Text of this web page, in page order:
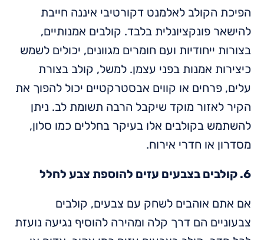
הפיכת הקולב לאלמנט דקורטיבי איננה חייבת
להישאר פונקציונלית בלבד. קולבים אמנותיים,
בצורות ייחודיות ועם חומרים מגוונים, יכולים לשמש
כיצירות אמנות בפני עצמן. למשל, קולב בצורת
עלים, פרחים או קווים אבסטרקטיים יכול להפוך את
הקיר לאזור מוקד שיקבל הרבה תשומת לב. ניתן
להשתמש בקולבים אלו בעיקר בחללים כמו סלון,
מסדרון או חדרי אירוח.
6. קולבים בצבעים עזים להוספת צבע לחלל
אם אתם אוהבים לשחק עם צבעים, קולבים
צבעוניים הם דרך קלה ומהירה להוסיף נגיעה נועזת